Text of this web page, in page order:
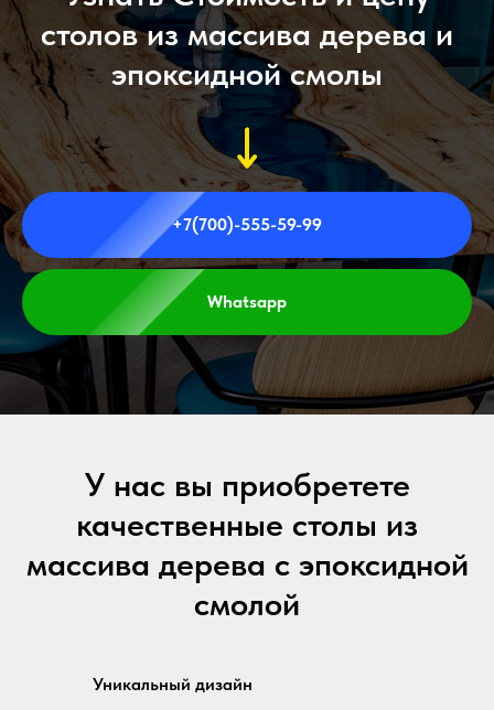
столов из массива дерева и
эпоксидной смолы
+7(700)-555-59-99
Whatsapp
У нас вы приобретете
качественные столы из
массива дерева с эпоксидной
смолой
Уникальный дизайн